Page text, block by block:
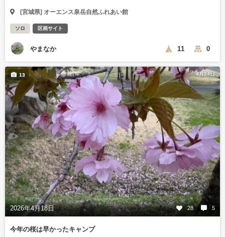
[宮城県] オーエンス泉岳自然ふれあい館
ソロ 区画サイト
やまなか 11 0
4月24日
2026年4月18日 28 5
13
今年の桜は早かったキャンプ